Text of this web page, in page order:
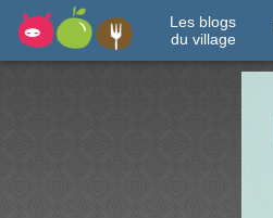
Les blogs
du village